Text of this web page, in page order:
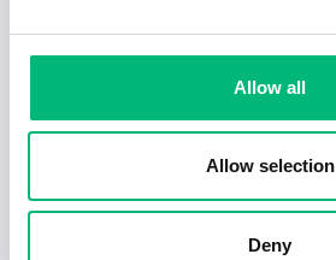
Allow all
Allow selection
Deny